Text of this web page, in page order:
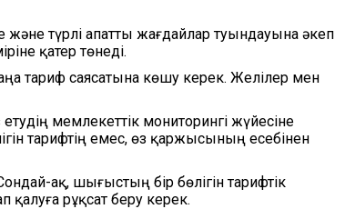
түрлі апатты жағдайлар туындауына әкеп
қатер төнеді.
тариф саясатына көшу керек. Желілер мен
мемлекеттік мониторингі жүйесіне
тарифтің емес, өз қаржысының есебінен
ақ, шығыстың бір бөлігін тарифтік
қалуға рұқсат беру керек.